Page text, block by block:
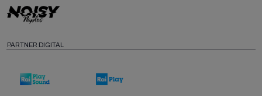
PARTNER DIGITAL